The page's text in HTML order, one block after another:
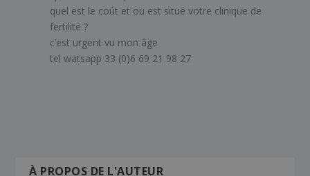
quel est le coût et ou est situé votre clinique de
fertilité ?
c’est urgent vu mon âge
tel watsapp 33 (0)6 69 21 98 27
À PROPOS DE L'AUTEUR